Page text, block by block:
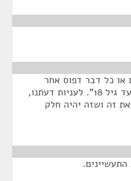
או כל דבר דפוס אחר
המיועד בעיקר לילדים ובני נוער עד גיל 18". לעניות דעתנו,
זה ושזה יהיה חלק